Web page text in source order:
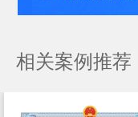
相关案例推荐